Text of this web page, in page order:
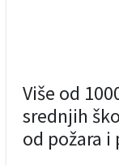
Više od
srednjih
od požara